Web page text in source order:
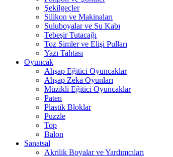
Şekilgeçler
Silikon ve Makinaları
Suluboyalar ve Su Kabı
Tebeşir Tutacağı
Toz Simler ve Elişi Pulları
Yazı Tahtası
Oyuncak
Ahşap Eğitici Oyuncaklar
Ahşap Zeka Oyunları
Müzikli Eğitici Oyuncaklar
Paten
Plastik Bloklar
Puzzle
Top
Balon
Sanatsal
Akrilik Boyalar ve Yardımcıları